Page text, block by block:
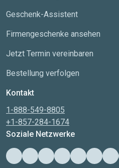
Geschenk-Assistent
Firmengeschenke ansehen
Jetzt Termin vereinbaren
Bestellung verfolgen
Kontakt
1-888-549-8805
+1-857-284-1674
Soziale Netzwerke